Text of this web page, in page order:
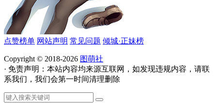
点赞榜单 网站声明 常见问题 倾城·正妹榜
Copyright © 2018-2026 图萌社
· 免责声明：本站内容均来源互联网，如发现违规内容，请联
系我们，我们会第一时间清理删除